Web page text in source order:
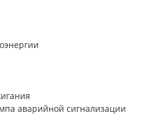
аварийной сигнализации